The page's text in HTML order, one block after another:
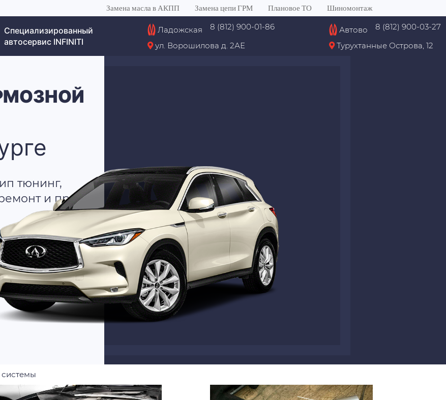
Замена масла в АКПП Замена цепи ГРМ Плановое ТО Шиномонтаж
Специализированный
автосервис INFINITI
Ладожская
8 (812) 900-01-86
ул. Ворошилова д. 2АЕ
Автово
8 (812) 900-03-27
Турухтанные Острова, 12
тюнинг,
и пр.